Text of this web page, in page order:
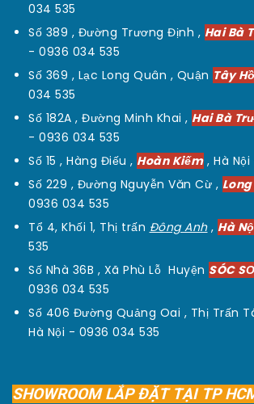
034 535
Số 389 , Đường Trương Định , Hai Bà
- 0936 034 535
Số 369 , Lạc Long Quân , Quận Tây Hồ
034 535
Số 182A , Đường Minh Khai , Hai Bà
- 0936 034 535
Số 15 , Hàng Điếu , Hoàn Kiếm, Hà
Số 229 , Đường Nguyễn Văn Cừ ,
0936 034 535
Tổ 4, Khối 1, Thị trấn Đông Anh, Hà
535
Số Nhà 36B , Xã Phù Lỗ Huyện SÓC
0936 034 535
Số 406 Đường Quảng Oai , Thị Trấn
Hà Nội - 0936 034 535
SHOWROOM LẮP ĐẶT TẠI TP